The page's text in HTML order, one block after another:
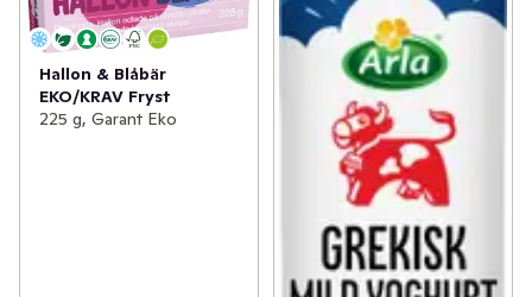
Hallon & Blåbär
EKO/KRAV Fryst
225 g, Garant Eko